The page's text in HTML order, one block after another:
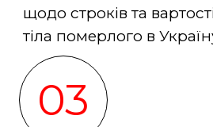
щодо строків та
тіла померлого в
03